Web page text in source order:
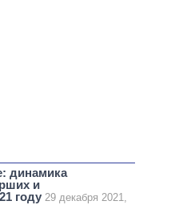
динамика
и
году 29 декабря 2021,